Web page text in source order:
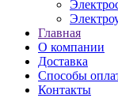
Главная
О компании
Доставка
Способы
Контакты